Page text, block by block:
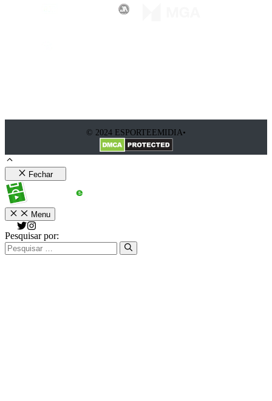
© 2024 ESPORTEEMIDIA•
Fechar
Menu
Pesquisar por: